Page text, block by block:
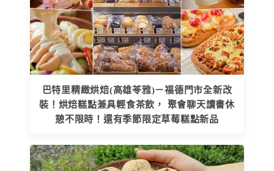
巴特里精緻烘焙(高雄苓雅)－福德門市全新改
裝！烘焙糕點兼具輕食茶飲， 聚會聊天讀書休
憩不限時！還有季節限定草莓糕點新品